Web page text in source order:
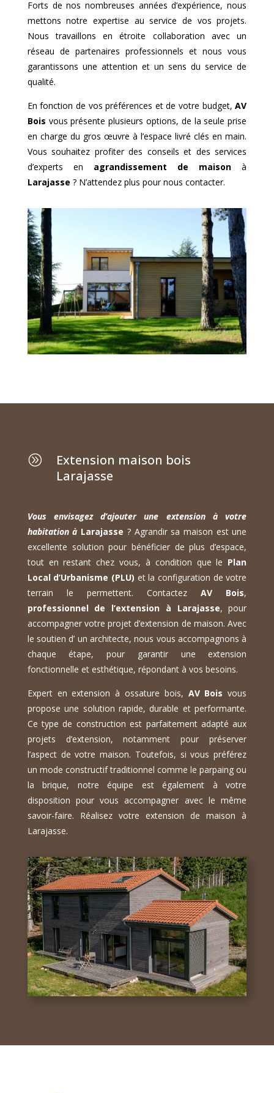
Forts de nos nombreuses années d’expérience, nous
mettons notre expertise au service de vos projets.
Nous travaillons en étroite collaboration avec un
réseau de partenaires professionnels et nous vous
garantissons une attention et un sens du service de
qualité.
En fonction de vos préférences et de votre budget,AV
Bois vous présente plusieurs options, de la seule prise
en charge du gros œuvre à l’espace livré clés en main.
Vous souhaitez profiter des conseils et des services
d’experts en agrandissement de maison à
Larajasse ? N’attendez plus pour nous contacter.
A
Extension maison bois
Larajasse
Vous envisagez d’ajouter une extension à votre
habitation à Larajasse ? Agrandir sa maison est une
excellente solution pour bénéficier de plus d’espace,
tout en restant chez vous, à condition que le Plan
Local d’Urbanisme (PLU) et la configuration de votre
terrain le permettent. ContactezAV Bois,
professionnel de l’extension à Larajasse, pour
accompagner votre projet d’extension de maison. Avec
le soutien d’ un architecte, nous vous accompagnons à
chaque étape, pour garantir une extension
fonctionnelle et esthétique, répondant à vos besoins.
Expert en extension à ossature bois, AV Bois vous
propose une solution rapide, durable et performante.
Ce type de construction est parfaitement adapté aux
projets d’extension, notamment pour préserver
l’aspect de votre maison. Toutefois, si vous préférez
un mode constructif traditionnel comme le parpaing ou
la brique, notre équipe est également à votre
disposition pour vous accompagner avec le même
savoir-faire. Réalisez votre extension de maison à
Larajasse.